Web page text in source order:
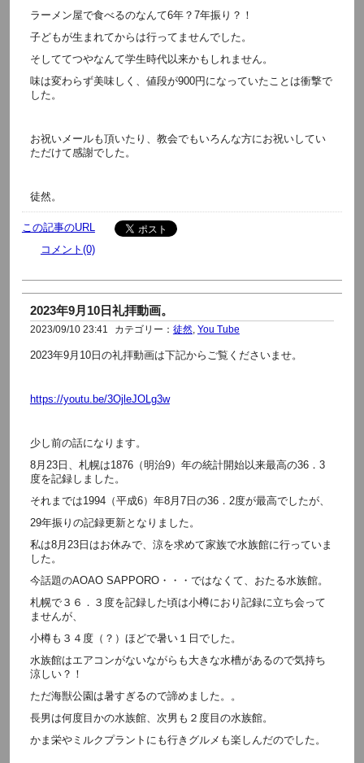
ラーメン屋で食べるのなんて6年？7年振り？！
子どもが生まれてからは行ってませんでした。
そしててつやなんて学生時代以来かもしれません。
味は変わらず美味しく、値段が900円になっていたことは衝撃で
した。
お祝いメールも頂いたり、教会でもいろんな方にお祝いしてい
ただけて感謝でした。
徒然。
この記事のURL
コメント(0)
2023年9月10日礼拝動画。
2023/09/10 23:41 カテゴリー： 徒然, You Tube
2023年9月10日の礼拝動画は下記からご覧くださいませ。
https://youtu.be/3OjleJOLg3w
少し前の話になります。
8月23日、札幌は1876（明治9）年の統計開始以来最高の36．3
度を記録しました。
それまでは1994（平成6）年8月7日の36．2度が最高でしたが、
29年振りの記録更新となりました。
私は8月23日はお休みで、涼を求めて家族で水族館に行っていま
した。
今話題のAOAO SAPPORO・・・ではなくて、おたる水族館。
札幌で３６．３度を記録した頃は小樽におり記録に立ち会って
ませんが、
小樽も３４度（？）ほどで暑い１日でした。
水族館はエアコンがないながらも大きな水槽があるので気持ち
涼しい？！
ただ海獣公園は暑すぎるので諦めました。。
長男は何度目かの水族館、次男も２度目の水族館。
かま栄やミルクプラントにも行きグルメも楽しんだのでした。